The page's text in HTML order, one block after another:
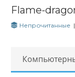
Flame-
Непрочитанные |